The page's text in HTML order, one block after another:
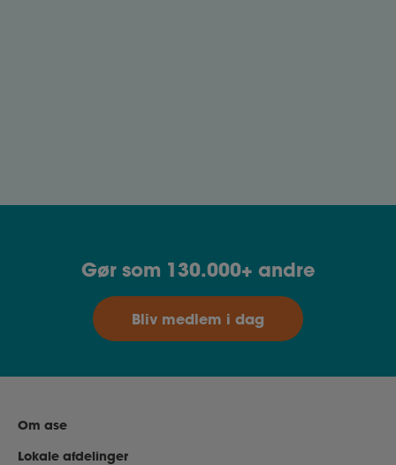
Gør som 130.000+ andre
Bliv medlem i dag
Om ase
Lokale afdelinger